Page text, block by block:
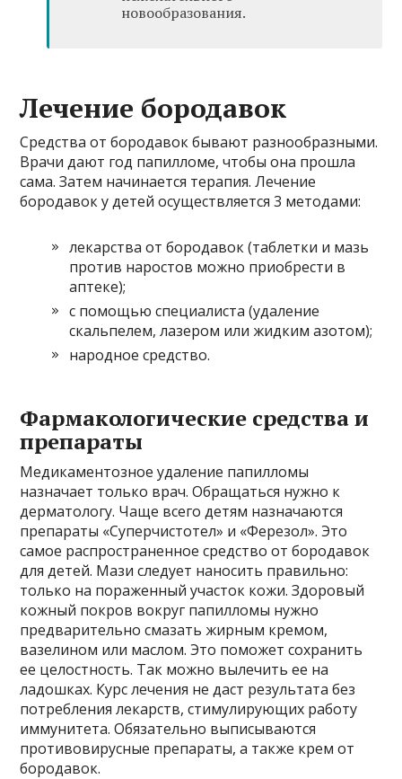
новообразования.
Лечение бородавок
Средства от бородавок бывают разнообразными.
Врачи дают год папилломе, чтобы она прошла
сама. Затем начинается терапия. Лечение
бородавок у детей осуществляется 3 методами:
лекарства от бородавок (таблетки и мазь
против наростов можно приобрести в
аптеке);
с помощью специалиста (удаление
скальпелем, лазером или жидким азотом);
народное средство.
Фармакологические средства и
препараты
Медикаментозное удаление папилломы
назначает только врач. Обращаться нужно к
дерматологу. Чаще всего детям назначаются
препараты «Суперчистотел» и «Ферезол». Это
самое распространенное средство от бородавок
для детей. Мази следует наносить правильно:
только на пораженный участок кожи. Здоровый
кожный покров вокруг папилломы нужно
предварительно смазать жирным кремом,
вазелином или маслом. Это поможет сохранить
ее целостность. Так можно вылечить ее на
ладошках. Курс лечения не даст результата без
потребления лекарств, стимулирующих работу
иммунитета. Обязательно выписываются
противовирусные препараты, а также крем от
бородавок.